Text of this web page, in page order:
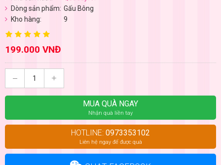
Dòng sản phẩm: Gấu Bông
Kho hàng:
9
199.000 VNĐ
MUA QUÀ NGAY
Nhận quà liền tay
HOTLINE: 0973353102
Liên hệ ngay để được quà